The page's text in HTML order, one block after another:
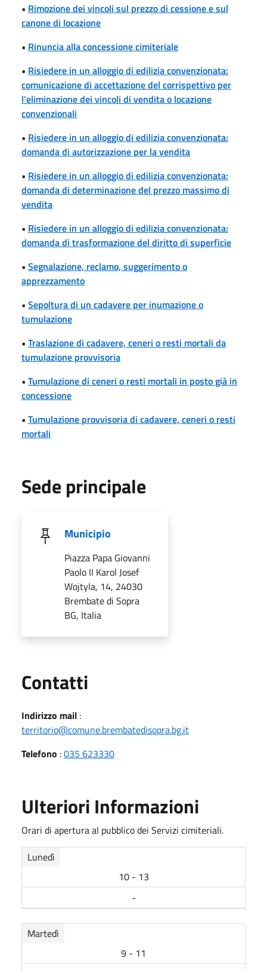
• Rimozione dei vincoli sul prezzo di cessione e sul
canone di locazione
• Rinuncia alla concessione cimiteriale
• Risiedere in un alloggio di edilizia convenzionata:
comunicazione di accettazione del corrispettivo per
l’eliminazione dei vincoli di vendita o locazione
convenzionali
• Risiedere in un alloggio di edilizia convenzionata:
domanda di autorizzazione per la vendita
• Risiedere in un alloggio di edilizia convenzionata:
domanda di determinazione del prezzo massimo di
vendita
• Risiedere in un alloggio di edilizia convenzionata:
domanda di trasformazione del diritto di superficie
• Segnalazione, reclamo, suggerimento o
apprezzamento
• Sepoltura di un cadavere per inumazione o
tumulazione
• Traslazione di cadavere, ceneri o resti mortali da
tumulazione provvisoria
• Tumulazione di ceneri o resti mortali in posto già in
concessione
• Tumulazione provvisoria di cadavere, ceneri o resti
mortali
Sede principale
Municipio
Piazza Papa Giovanni
Paolo II Karol Josef
Wojtyla, 14, 24030
Brembate di Sopra
BG, Italia
Contatti
Indirizzo mail :
territorio@comune.brembatedisopra.bg.it
Telefono :035 623330
Ulteriori Informazioni
Orari di apertura al pubblico dei Servizi cimiteriali.
Lunedì
10 - 13
-
Martedì
9 - 11